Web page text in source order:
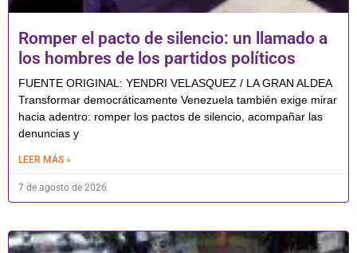
Romper el pacto de silencio: un llamado a
los hombres de los partidos políticos
FUENTE ORIGINAL: YENDRI VELASQUEZ / LA GRAN ALDEA
Transformar democráticamente Venezuela también exige mirar
hacia adentro: romper los pactos de silencio, acompañar las
denuncias y
LEER MÁS »
7 de agosto de 2026